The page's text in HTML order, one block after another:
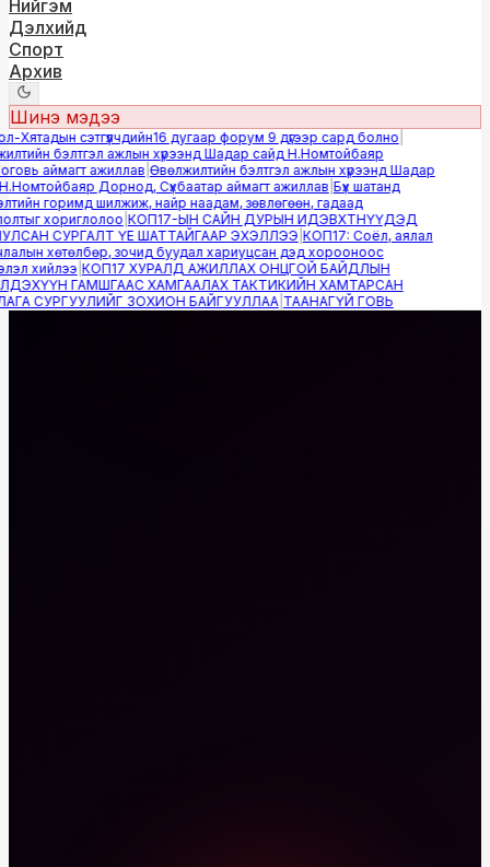
Нийгэм
Дэлхийд
Спорт
Архив
Шинэ мэдээ
сэтгүүлчдийн16 дугаар форум 9 дүгээр сард болно|
бэлтгэл ажлын хүрээнд Шадар сайд Н.Номтойбаяр
аймагт ажиллав|Өвөлжилтийн бэлтгэл ажлын хүрээнд Шадар
Дорнод, Сүхбаатар аймагт ажиллав|Бүх шатанд
горимд шилжиж, найр наадам, зөвлөгөөн, гадаад
хориглолоо|КОП17-ЫН САЙН ДУРЫН ИДЭВХТНҮҮДЭД
СУРГАЛТ ҮЕ ШАТТАЙГААР ЭХЭЛЛЭЭ|КОП17: Соёл, аялал
хөтөлбөр, зочид буудал хариуцсан дэд хорооноос
хийлээ|КОП17 ХУРАЛД АЖИЛЛАХ ОНЦГОЙ БАЙДЛЫН
ГАМШГААС ХАМГААЛАХ ТАКТИКИЙН ХАМТАРСАН
СУРГУУЛИЙГ ЗОХИОН БАЙГУУЛЛАА|ТААНАГҮЙ ГОВЬ